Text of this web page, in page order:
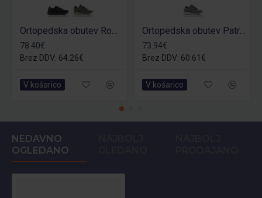
Ortopedska obutev Roman O1
78.40€
Brez DDV: 64.26€
V košarico
Ortopedska obutev Patricia O1
73.94€
Brez DDV: 60.61€
V košarico
NEDAVNO
OGLEDANO